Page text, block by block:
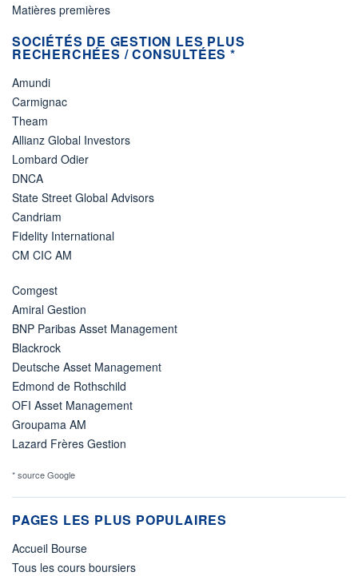
Matières premières
SOCIÉTÉS DE GESTION LES PLUS
RECHERCHÉES / CONSULTÉES *
Amundi
Carmignac
Theam
Allianz Global Investors
Lombard Odier
DNCA
State Street Global Advisors
Candriam
Fidelity International
CM CIC AM
Comgest
Amiral Gestion
BNP Paribas Asset Management
Blackrock
Deutsche Asset Management
Edmond de Rothschild
OFI Asset Management
Groupama AM
Lazard Frères Gestion
* source Google
PAGES LES PLUS POPULAIRES
Accueil Bourse
Tous les cours boursiers